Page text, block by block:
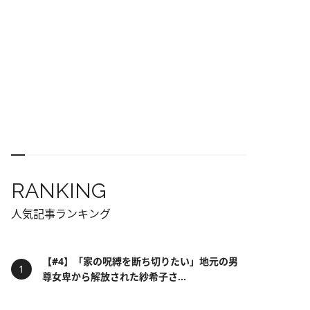
RANKING
人気記事ランキング
【#4】「家の呪縛を断ち切りたい」地元の男
尊女卑から解放された紗希子さ...